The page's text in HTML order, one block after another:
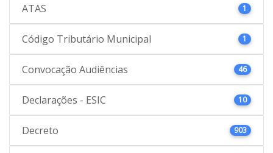
ATAS 1
Código Tributário Municipal 1
Convocação Audiências 46
Declarações - ESIC 10
Decreto 903